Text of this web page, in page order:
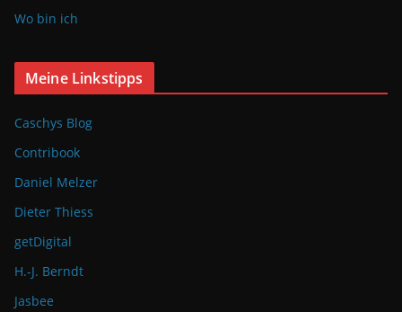
Wo bin ich
Meine Linkstipps
Caschys Blog
Contribook
Daniel Melzer
Dieter Thiess
getDigital
H.-J. Berndt
Jasbee